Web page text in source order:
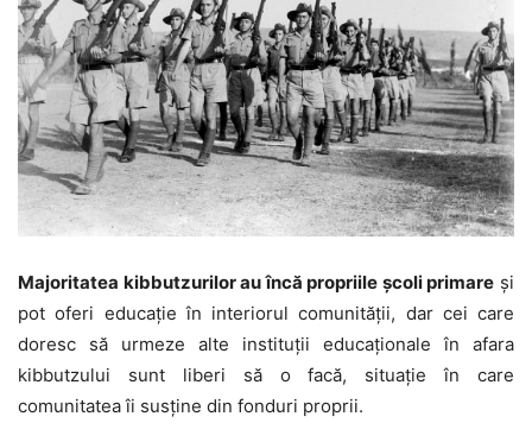
Majoritatea kibbutzurilor au încă propriile școli primare și
pot oferi educație în interiorul comunității, dar cei care
doresc să urmeze alte instituții educaționale în afara
kibbutzului sunt liberi să o facă, situație în care
comunitatea îi susține din fonduri proprii.